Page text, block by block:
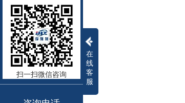
在
线
客
服
扫一扫微信咨询